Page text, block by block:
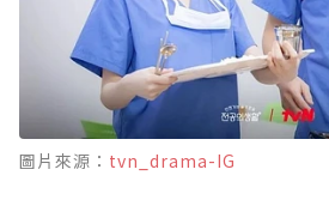
圖片來源： tvn_drama-IG